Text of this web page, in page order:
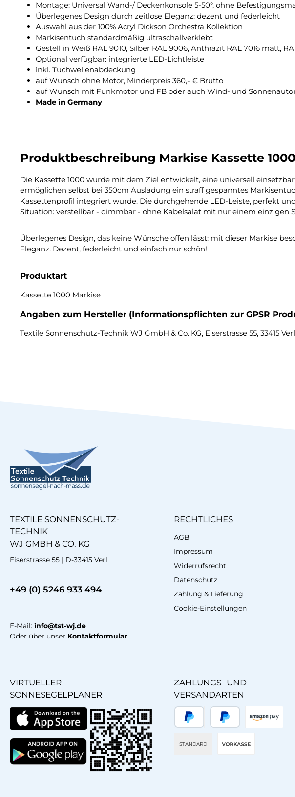
Montage: Universal Wand-/ Deckenkonsole 5-50°, ohne
Überlegenes Design durch zeitlose Eleganz: dezent und federleicht
Auswahl aus der 100% Acryl Dickson Orchestra Kollektion
Markisentuch standardmäßig ultraschallverklebt
Gestell in Weiß RAL 9010, Silber RAL 9006, Anthrazit RAL 7016 matt,
Optional verfügbar: integrierte LED-Lichtleiste
inkl. Tuchwellenabdeckung
auf Wunsch ohne Motor, Minderpreis 360,- € Brutto
auf Wunsch mit Funkmotor und FB oder auch Wind- und
Made in Germany
Produktbeschreibung Markise Kassette 1000
Die Kassette 1000 wurde mit dem Ziel entwickelt, eine universell
ermöglichen selbst bei 350cm Ausladung ein straff gespanntes
Kassettenprofil integriert wurde. Die durchgehende LED-Leiste, perfekt
Situation: verstellbar - dimmbar - ohne Kabelsalat mit nur einem einzigen
Überlegenes Design, das keine Wünsche offen lässt: mit dieser Markise
Eleganz. Dezent, federleicht und einfach nur schön!
Produktart
Kassette 1000 Markise
Angaben zum Hersteller (Informationspflichten zur GPSR
Textile Sonnenschutz-Technik WJ GmbH & Co. KG, Eiserstrasse 55, 33415 Verl
TEXTILE SONNENSCHUTZ-
TECHNIK
WJ GMBH & CO. KG
Eiserstrasse 55 | D-33415 Verl
+49 (0) 5246 933 494
E-Mail: info@tst-wj.de
Oder über unser Kontaktformular.
RECHTLICHES
AGB
Impressum
Widerrufsrecht
Datenschutz
Zahlung & Lieferung
Cookie-Einstellungen
VIRTUELLER
SONNESEGELPLANER
ZAHLUNGS- UND
VERSANDARTEN
STANDARD